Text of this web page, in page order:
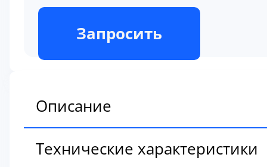
В наличии
Запросить
Описание
Технические характеристики